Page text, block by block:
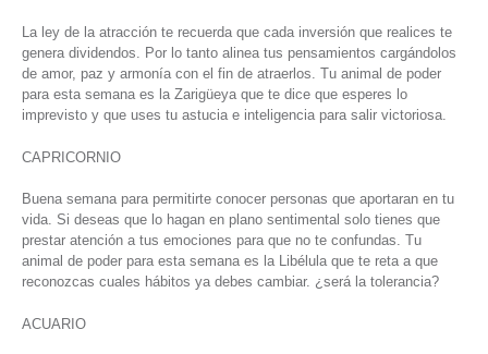
La ley de la atracción te recuerda que cada inversión que realices te
genera dividendos. Por lo tanto alinea tus pensamientos cargándolos
de amor, paz y armonía con el fin de atraerlos. Tu animal de poder
para esta semana es la Zarigüeya que te dice que esperes lo
imprevisto y que uses tu astucia e inteligencia para salir victoriosa.
CAPRICORNIO
Buena semana para permitirte conocer personas que aportaran en tu
vida. Si deseas que lo hagan en plano sentimental solo tienes que
prestar atención a tus emociones para que no te confundas. Tu
animal de poder para esta semana es la Libélula que te reta a que
reconozcas cuales hábitos ya debes cambiar. ¿será la tolerancia?
ACUARIO